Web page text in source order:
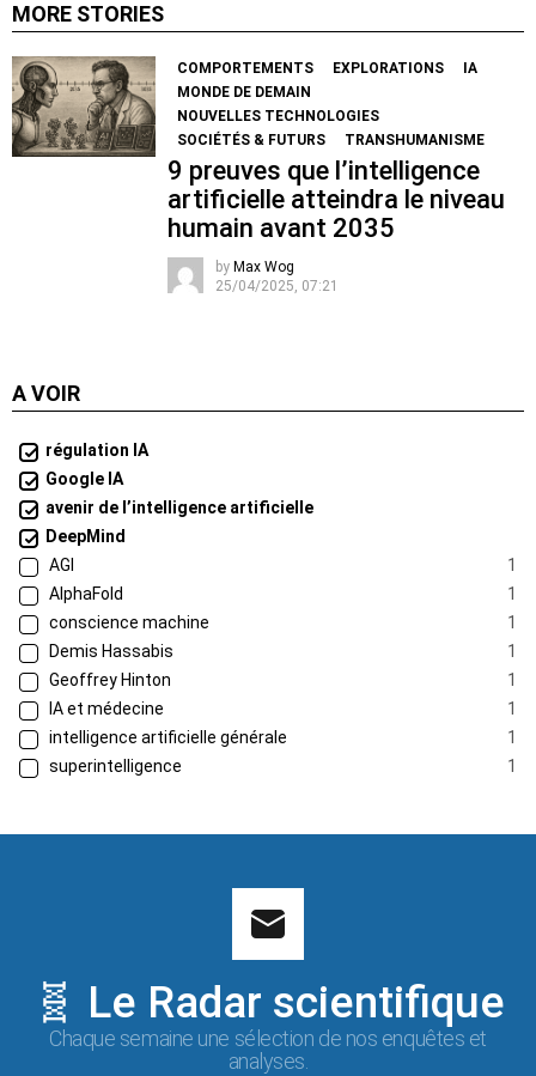
MORE STORIES
COMPORTEMENTS EXPLORATIONS
IA
MONDE DE DEMAIN
NOUVELLES TECHNOLOGIES
SOCIÉTÉS & FUTURS
TRANSHUMANISME
9 preuves que l’intelligence
artificielle atteindra le niveau
humain avant 2035
by Max Wog
25/04/2025, 07:21
A VOIR
régulation IA
Google IA
avenir de l’intelligence artificielle
DeepMind
AGI
1
AlphaFold
1
conscience machine
1
Demis Hassabis
1
Geoffrey Hinton
1
IA et médecine
1
intelligence artificielle générale
1
superintelligence
1
🧬 Le Radar scientifique
Chaque semaine une sélection de nos enquêtes et
analyses.